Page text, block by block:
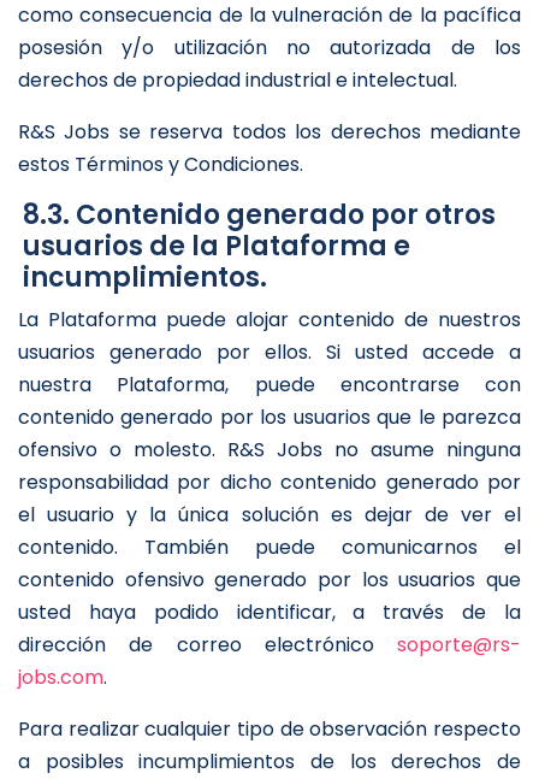
como consecuencia de la vulneración de la pacífica
posesión y/o utilización no autorizada de los
derechos de propiedad industrial e intelectual.
R&S Jobs se reserva todos los derechos mediante
estos Términos y Condiciones.
8.3. Contenido generado por otros
usuarios de la Plataforma e
incumplimientos.
La Plataforma puede alojar contenido de nuestros
usuarios generado por ellos. Si usted accede a
nuestra Plataforma, puede encontrarse con
contenido generado por los usuarios que le parezca
ofensivo o molesto. R&S Jobs no asume ninguna
responsabilidad por dicho contenido generado por
el usuario y la única solución es dejar de ver el
contenido. También puede comunicarnos el
contenido ofensivo generado por los usuarios que
usted haya podido identificar, a través de la
dirección de correo electrónico soporte@rs-
jobs.com.
Para realizar cualquier tipo de observación respecto
a posibles incumplimientos de los derechos de